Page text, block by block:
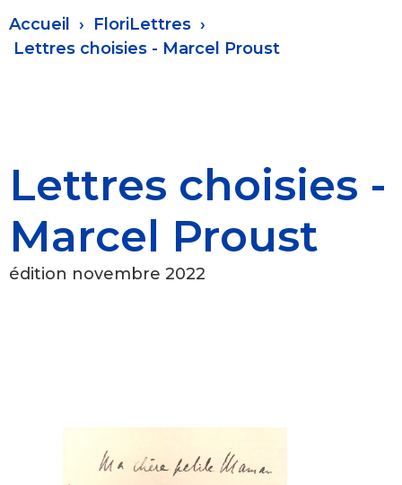
Fil
d'Ariane
Accueil
FloriLettres
Lettres choisies - Marcel Proust
Lettres choisies -
Marcel Proust
édition novembre 2022